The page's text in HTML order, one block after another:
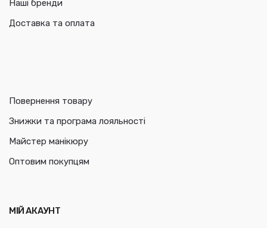
Наші бренди
Доставка та оплата
Повернення товару
Знижки та програма лояльності
Майстер манікюру
Оптовим покупцям
МІЙ АКАУНТ